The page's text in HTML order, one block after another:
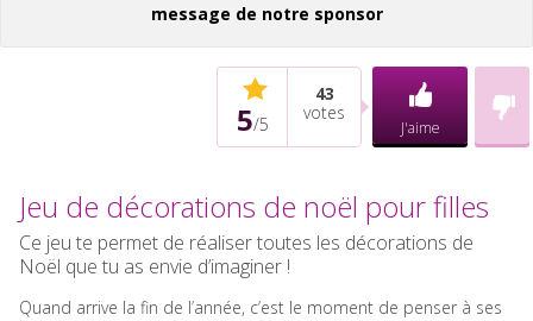
message de notre sponsor
5/5
43
votes
J'aime
Jeu de décorations de noël pour filles
Ce jeu te permet de réaliser toutes les décorations de
Noël que tu as envie d’imaginer !
Quand arrive la fin de l’année, c’est le moment de penser à ses